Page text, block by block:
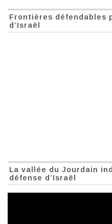
Frontières défendables
d’Israël
La vallée du Jourdain
défense d’Israël